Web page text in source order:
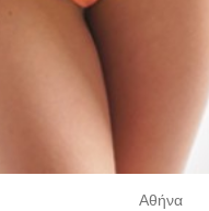
Αθήνα